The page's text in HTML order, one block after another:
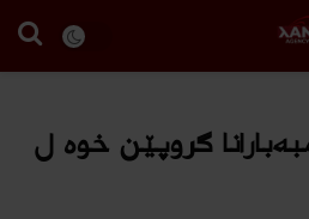
گروپێن خوه‌ ل